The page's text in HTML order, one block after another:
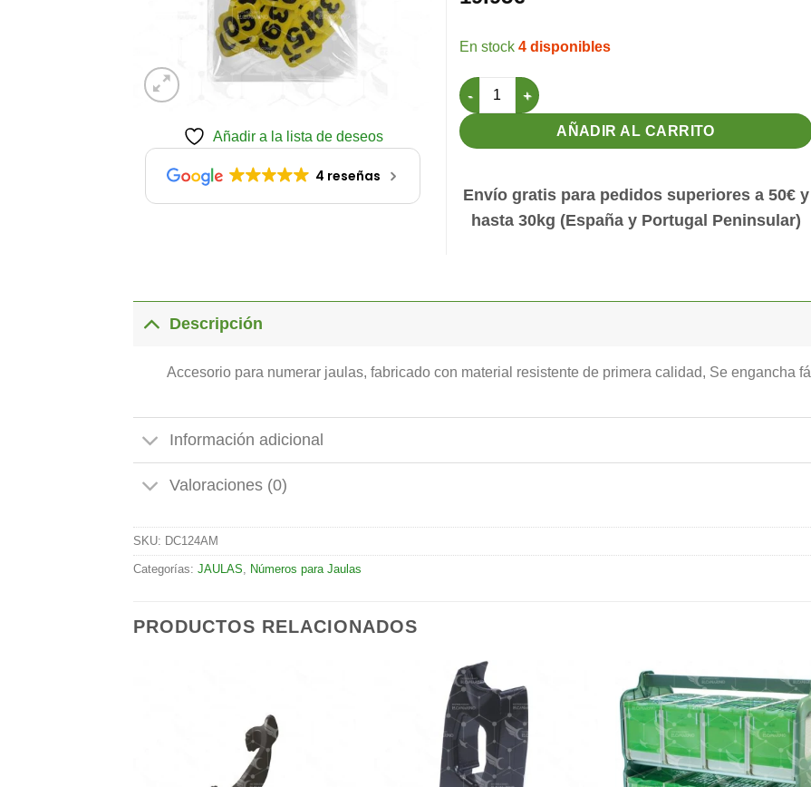
Añadir a la lista de deseos
4 reseñas
4 disponibles
Números para Jaulas (del 1 al 40) - Amarillo cantidad
AÑADIR AL CARRITO
Envío gratis para pedidos superiores a 50€ y
hasta 30kg (España y Portugal Peninsular)
Descripción
Accesorio para numerar jaulas, fabricado con material resistente de primera calidad, Se engancha
Información adicional
Valoraciones (0)
SKU: DC124AM
Categorías: JAULAS Números para Jaulas
PRODUCTOS RELACIONADOS
a
lista